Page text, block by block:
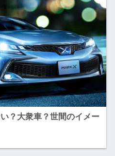
？大衆車？世間のイメー